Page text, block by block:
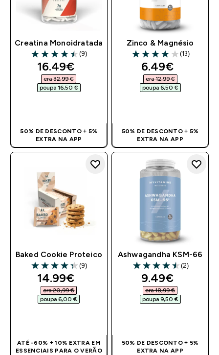
Creatina Monoidratada
4.44 out of 5 stars
(9)
discounted price
16.49€‎
era 32,99 €‎
poupa 16,50 €‎
50% DE DESCONTO + 5%
EXTRA NA APP
Zinco & Magnésio
4 out of 5 stars
(13)
discounted
6.49€‎
era 12,99 €‎
poupa 6,50 €‎
50% DE DESCONTO + 5%
EXTRA NA APP
Baked Cookie Proteico
4.33 out of 5 stars
(9)
discounted price
14.99€‎
era 20,99 €‎
poupa 6,00 €‎
ATÉ -60% + 10% EXTRA EM
ESSENCIAIS PARA O VERÃO
Ashwagandha KSM-66
4.5 out of 5 stars
(2)
discounted
9.49€‎
era 18,99 €‎
poupa 9,50 €‎
50% DE DESCONTO + 5%
EXTRA NA APP